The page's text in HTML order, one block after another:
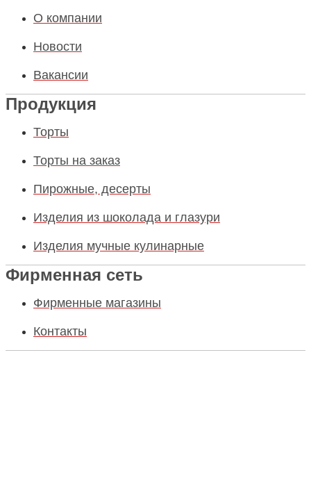
О компании
Новости
Вакансии
Продукция
Торты
Торты на заказ
Пирожные, десерты
Изделия из шоколада и глазури
Изделия мучные кулинарные
Фирменная сеть
Фирменные магазины
Контакты